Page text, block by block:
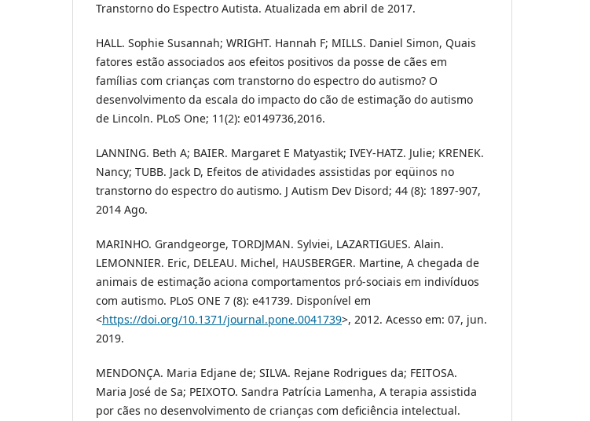
Transtorno do Espectro Autista. Atualizada em abril de 2017.
HALL. Sophie Susannah; WRIGHT. Hannah F; MILLS. Daniel Simon, Quais
fatores estão associados aos efeitos positivos da posse de cães em
famílias com crianças com transtorno do espectro do autismo? O
desenvolvimento da escala do impacto do cão de estimação do autismo
de Lincoln. PLoS One; 11(2): e0149736,2016.
LANNING. Beth A; BAIER. Margaret E Matyastik; IVEY-HATZ. Julie; KRENEK.
Nancy; TUBB. Jack D, Efeitos de atividades assistidas por eqüinos no
transtorno do espectro do autismo. J Autism Dev Disord; 44 (8): 1897-907,
2014 Ago.
MARINHO. Grandgeorge, TORDJMAN. Sylviei, LAZARTIGUES. Alain.
LEMONNIER. Eric, DELEAU. Michel, HAUSBERGER. Martine, A chegada de
animais de estimação aciona comportamentos pró-sociais em indivíduos
com autismo. PLoS ONE 7 (8): e41739. Disponível em
<https://doi.org/10.1371/journal.pone.0041739>, 2012. Acesso em: 07, jun.
2019.
MENDONÇA. Maria Edjane de; SILVA. Rejane Rodrigues da; FEITOSA.
Maria José de Sa; PEIXOTO. Sandra Patrícia Lamenha, A terapia assistida
por cães no desenvolvimento de crianças com deficiência intelectual.